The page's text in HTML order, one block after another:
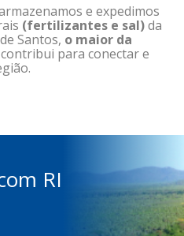
e expedimos
(fertilizantes e sal)da
Santos, o maior da
para conectar e
RI